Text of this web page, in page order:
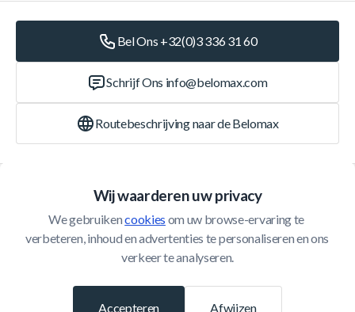
Wij waarderen uw privacy
We gebruiken cookies om uw browse-ervaring te
verbeteren, inhoud en advertenties te personaliseren en ons
verkeer te analyseren.
Afwijzen
Accepteren
Klantenservice
Bel Ons +32(0)3 336 31 60
Schrijf Ons info@belomax.com
Routebeschrijving naar de Belomax